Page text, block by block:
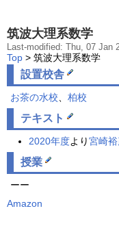
筑波大理系数学
Last-modified: Thu, 07 Jan
Top > 筑波大理系数学
設置校舎
お茶の水校 柏校
テキスト
2020年度より宮崎
授業
ーー
Amazon